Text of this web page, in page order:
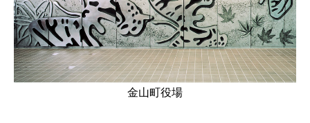
金山町役場